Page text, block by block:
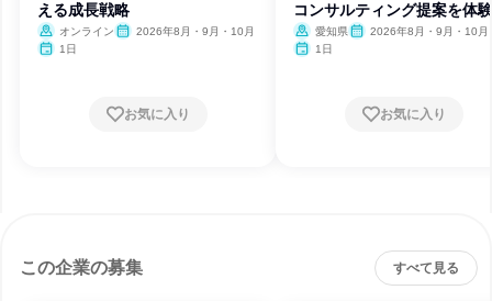
える成長戦略
オンライン
2026年8月・9月・10月
1日
お気に入り
コンサルティング提案を体
よう愛知県
2026年8月・9月・10月
1日
お気に入り
この企業の募集 すべて見る